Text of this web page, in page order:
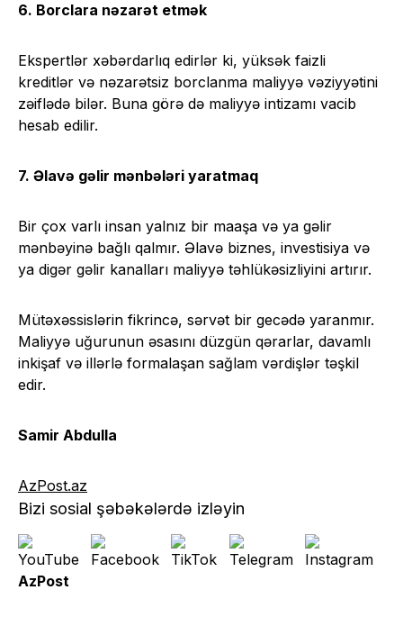
6. Borclara nəzarət etmək
Ekspertlər xəbərdarlıq edirlər ki, yüksək faizli
kreditlər və nəzarətsiz borclanma maliyyə vəziyyətini
zəiflədə bilər. Buna görə də maliyyə intizamı vacib
hesab edilir.
7. Əlavə gəlir mənbələri yaratmaq
Bir çox varlı insan yalnız bir maaşa və ya gəlir
mənbəyinə bağlı qalmır. Əlavə biznes, investisiya və
ya digər gəlir kanalları maliyyə təhlükəsizliyini artırır.
Mütəxəssislərin fikrincə, sərvət bir gecədə yaranmır.
Maliyyə uğurunun əsasını düzgün qərarlar, davamlı
inkişaf və illərlə formalaşan sağlam vərdişlər təşkil
edir.
Samir Abdulla
AzPost.az
Bizi sosial şəbəkələrdə izləyin
AzPost